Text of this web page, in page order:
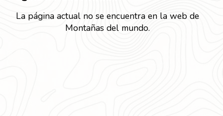
La página actual no se encuentra en la web de
Montañas del mundo.